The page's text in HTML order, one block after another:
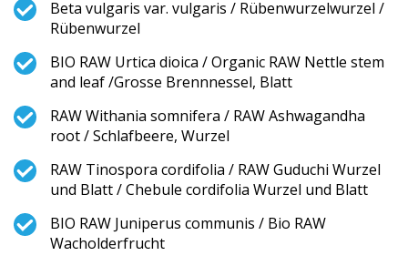
Beta vulgaris var. vulgaris / Rübenwurzelwurzel /
Rübenwurzel
BIO RAW Urtica dioica / Organic RAW Nettle stem
and leaf /Grosse Brennnessel, Blatt
RAW Withania somnifera / RAW Ashwagandha
root / Schlafbeere, Wurzel
RAW Tinospora cordifolia / RAW Guduchi Wurzel
und Blatt / Chebule cordifolia Wurzel und Blatt
BIO RAW Juniperus communis / Bio RAW
Wacholderfrucht